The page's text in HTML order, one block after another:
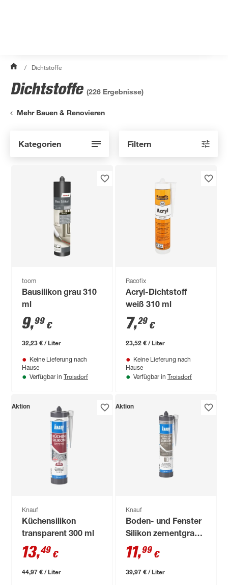
/ Dichtstoffe
Dichtstoffe (226 Ergebnisse)
Mehr Bauen & Renovieren
Kategorien Filtern
toom
Bausilikon grau 310
ml
9,99 €
32,23 € / Liter
Keine Lieferung nach
Hause
Verfügbar in Troisdorf
Racofix
Acryl-Dichtstoff
weiß 310 ml
7,29 €
23,52 € / Liter
Keine Lieferung nach
Hause
Verfügbar in Troisdorf
Aktion
Knauf
Küchensilikon
transparent 300 ml
13,49 €
44,97 € / Liter
Aktion
Knauf
Boden- und Fenster
Silikon zementgrau
300 ml
11,99 €
39,97 € / Liter